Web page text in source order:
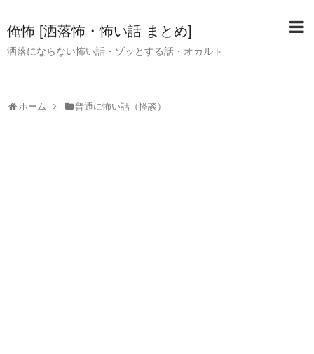
俺怖 [洒落怖・怖い話 まとめ]
洒落にならない怖い話・ゾッとする話・オカルト
ホーム 普通に怖い話（怪談）